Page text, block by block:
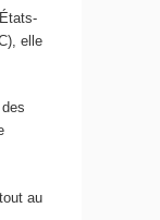
elle
au